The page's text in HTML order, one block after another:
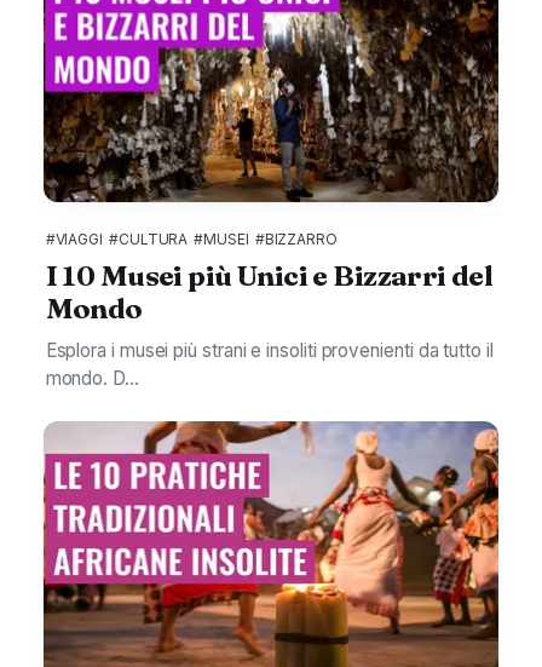
#VIAGGI #CULTURA #MUSEI #BIZZARRO
I 10 Musei più Unici e Bizzarri del
Mondo
Esplora i musei più strani e insoliti provenienti da tutto il
mondo. D...